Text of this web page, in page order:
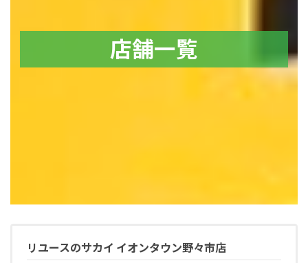
店舗一覧
リユースのサカイ イオンタウン野々市店